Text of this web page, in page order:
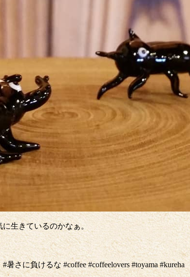
生きているのかなぁ。
さに負けるな #coffee #coffeelovers #toyama #kureha